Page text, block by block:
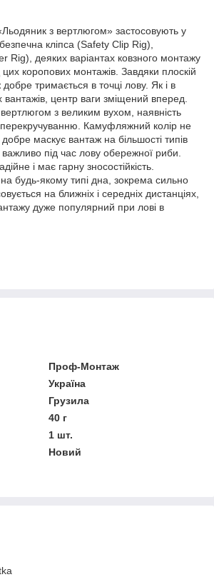
з вертлюгом» застосовують у
кліпса (Safety Clip Rig),
Rig), деяких варіантах ковзного монтажу
цих коропових монтажів. Завдяки плоскій
тримається в точці лову. Як і в
вантажів, центр ваги зміщений вперед.
з великим вухом, наявність
перекручуванню. Камуфляжний колір не
добре маскує вантаж на більшості типів
під час лову обережної риби.
і має гарну зносостійкість.
будь-якому типі дна, зокрема сильно
на ближніх і середніх дистанціях,
дуже популярний при лові в
Проф-Монтаж
Україна
Грузила
40 г
1 шт.
Новий